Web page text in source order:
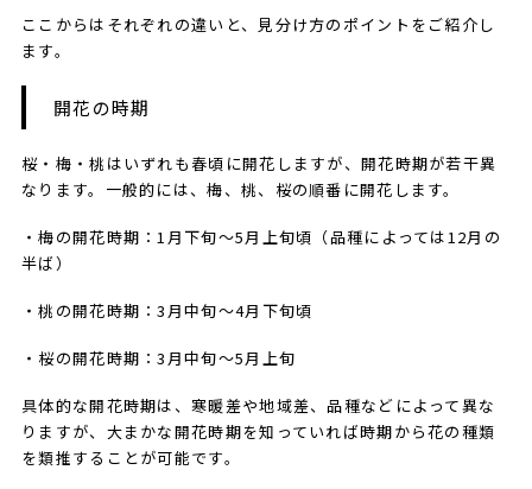
ここからはそれぞれの違いと、見分け方のポイントをご紹介し
ます。
開花の時期
桜・梅・桃はいずれも春頃に開花しますが、開花時期が若干異
なります。一般的には、梅、桃、桜の順番に開花します。
・梅の開花時期：1月下旬～5月上旬頃（品種によっては12月の
半ば）
・桃の開花時期：3月中旬～4月下旬頃
・桜の開花時期：3月中旬～5月上旬
具体的な開花時期は、寒暖差や地域差、品種などによって異な
りますが、大まかな開花時期を知っていれば時期から花の種類
を類推することが可能です。